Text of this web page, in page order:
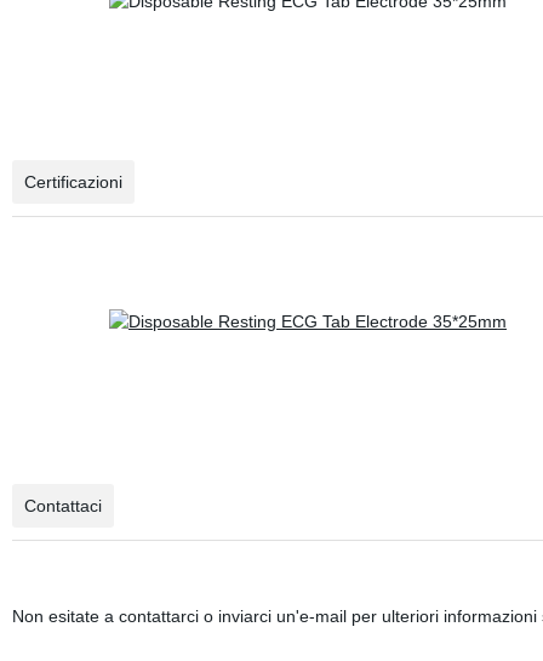
Certificazioni
Contattaci
Non esitate a contattarci o inviarci un'e-mail per ulteriori